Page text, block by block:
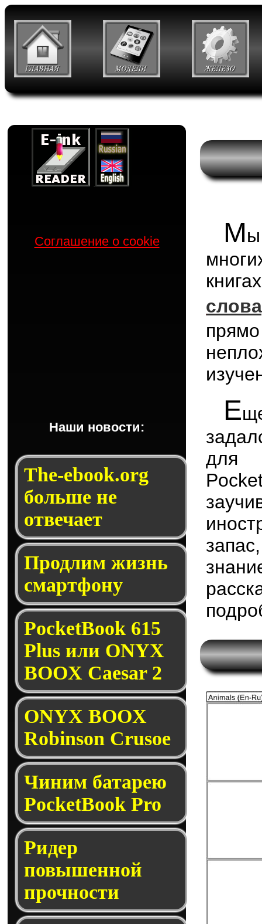
М
Е
для
Соглашение о cookie
Наши новости:
The-ebook.org
больше не
отвечает
Продлим жизнь
смартфону
PocketBook 615
Plus или ONYX
BOOX Caesar 2
ONYX BOOX
Robinson Crusoe
Чиним батарею
PocketBook Pro
Ридер
повышенной
прочности